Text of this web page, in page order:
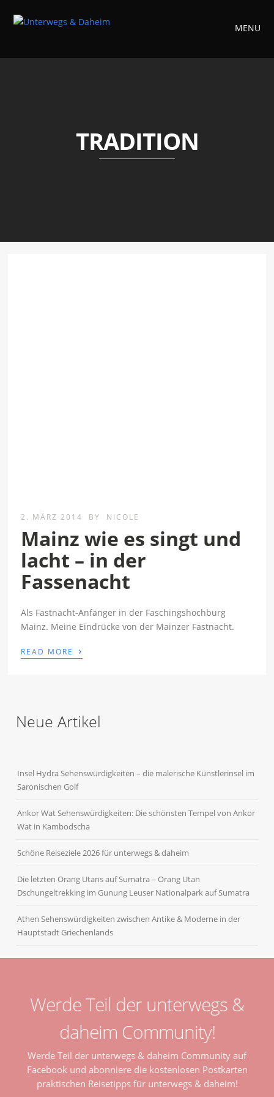
MENU
TRADITION
2. MÄRZ 2014 BY NICOLE
Mainz wie es singt und
lacht – in der
Fassenacht
Als Fastnacht-Anfänger in der Faschingshochburg
Mainz. Meine Eindrücke von der Mainzer Fastnacht.
READ MORE ›
Neue Artikel
Insel Hydra Sehenswürdigkeiten – die malerische Künstlerinsel im
Saronischen Golf
Ankor Wat Sehenswürdigkeiten: Die schönsten Tempel von Ankor
Wat in Kambodscha
Schöne Reiseziele 2026 für unterwegs & daheim
Die letzten Orang Utans auf Sumatra – Orang Utan
Dschungeltrekking im Gunung Leuser Nationalpark auf Sumatra
Athen Sehenswürdigkeiten zwischen Antike & Moderne in der
Hauptstadt Griechenlands
Werde Teil der unterwegs &
daheim Community!
Werde Teil der unterwegs & daheim Community auf
Facebook und abonniere die kostenlosen Postkarten
praktischen Reisetipps für unterwegs & daheim!